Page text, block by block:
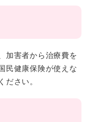
加害者から治療費を
民健康保険が使えな
ださい。